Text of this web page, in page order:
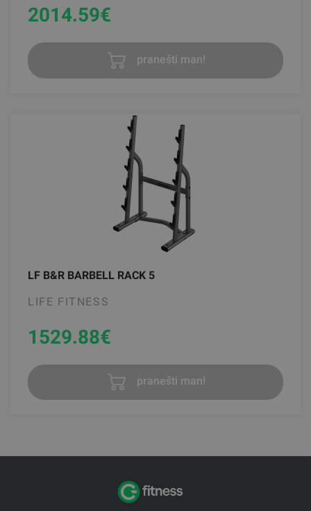
2014.59€
pranešti man!
LF B&R BARBELL RACK 5
LIFE FITNESS
1529.88€
pranešti man!